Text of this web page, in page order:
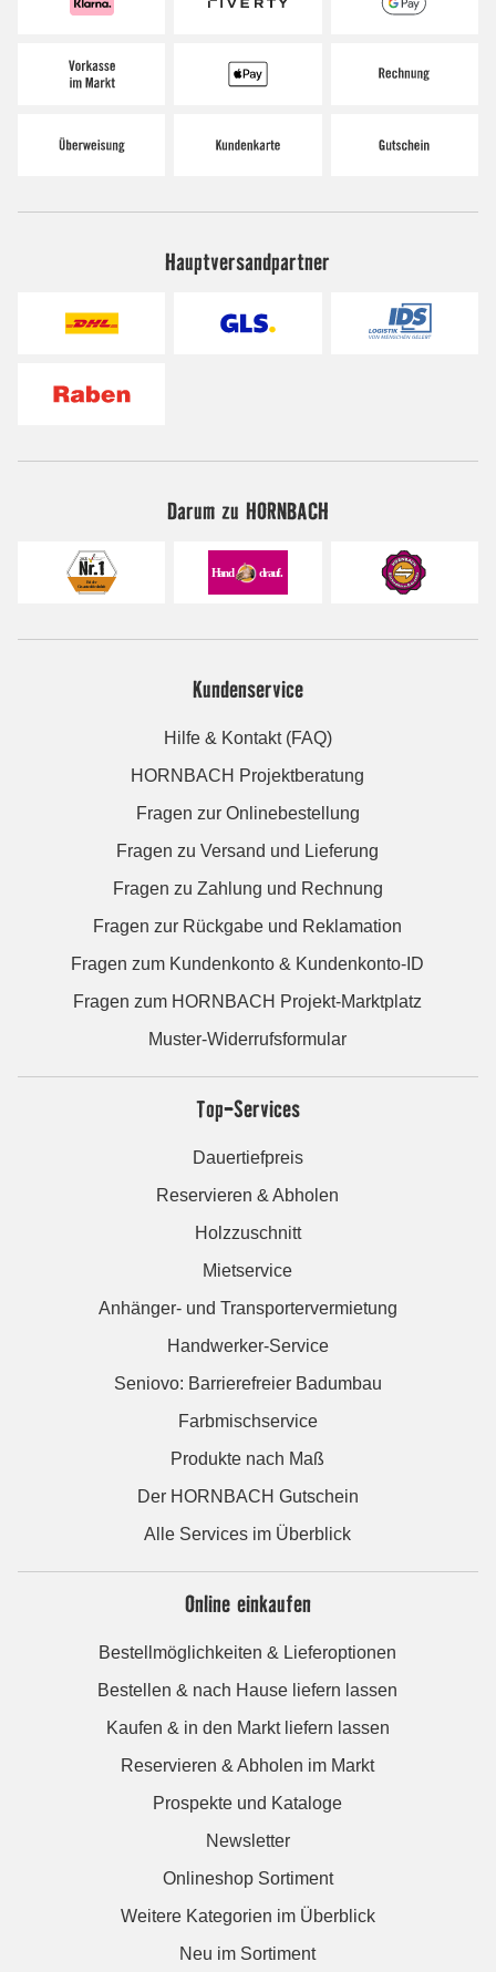
Hauptversandpartner
Darum zu HORNBACH
Kundenservice
Hilfe & Kontakt (FAQ)
HORNBACH Projektberatung
Fragen zur Onlinebestellung
Fragen zu Versand und Lieferung
Fragen zu Zahlung und Rechnung
Fragen zur Rückgabe und Reklamation
Fragen zum Kundenkonto & Kundenkonto-ID
Fragen zum HORNBACH Projekt-Marktplatz
Muster-Widerrufsformular
Top-Services
Dauertiefpreis
Reservieren & Abholen
Holzzuschnitt
Mietservice
Anhänger- und Transportervermietung
Handwerker-Service
Seniovo: Barrierefreier Badumbau
Farbmischservice
Produkte nach Maß
Der HORNBACH Gutschein
Alle Services im Überblick
Online einkaufen
Bestellmöglichkeiten & Lieferoptionen
Bestellen & nach Hause liefern lassen
Kaufen & in den Markt liefern lassen
Reservieren & Abholen im Markt
Prospekte und Kataloge
Newsletter
Onlineshop Sortiment
Weitere Kategorien im Überblick
Neu im Sortiment